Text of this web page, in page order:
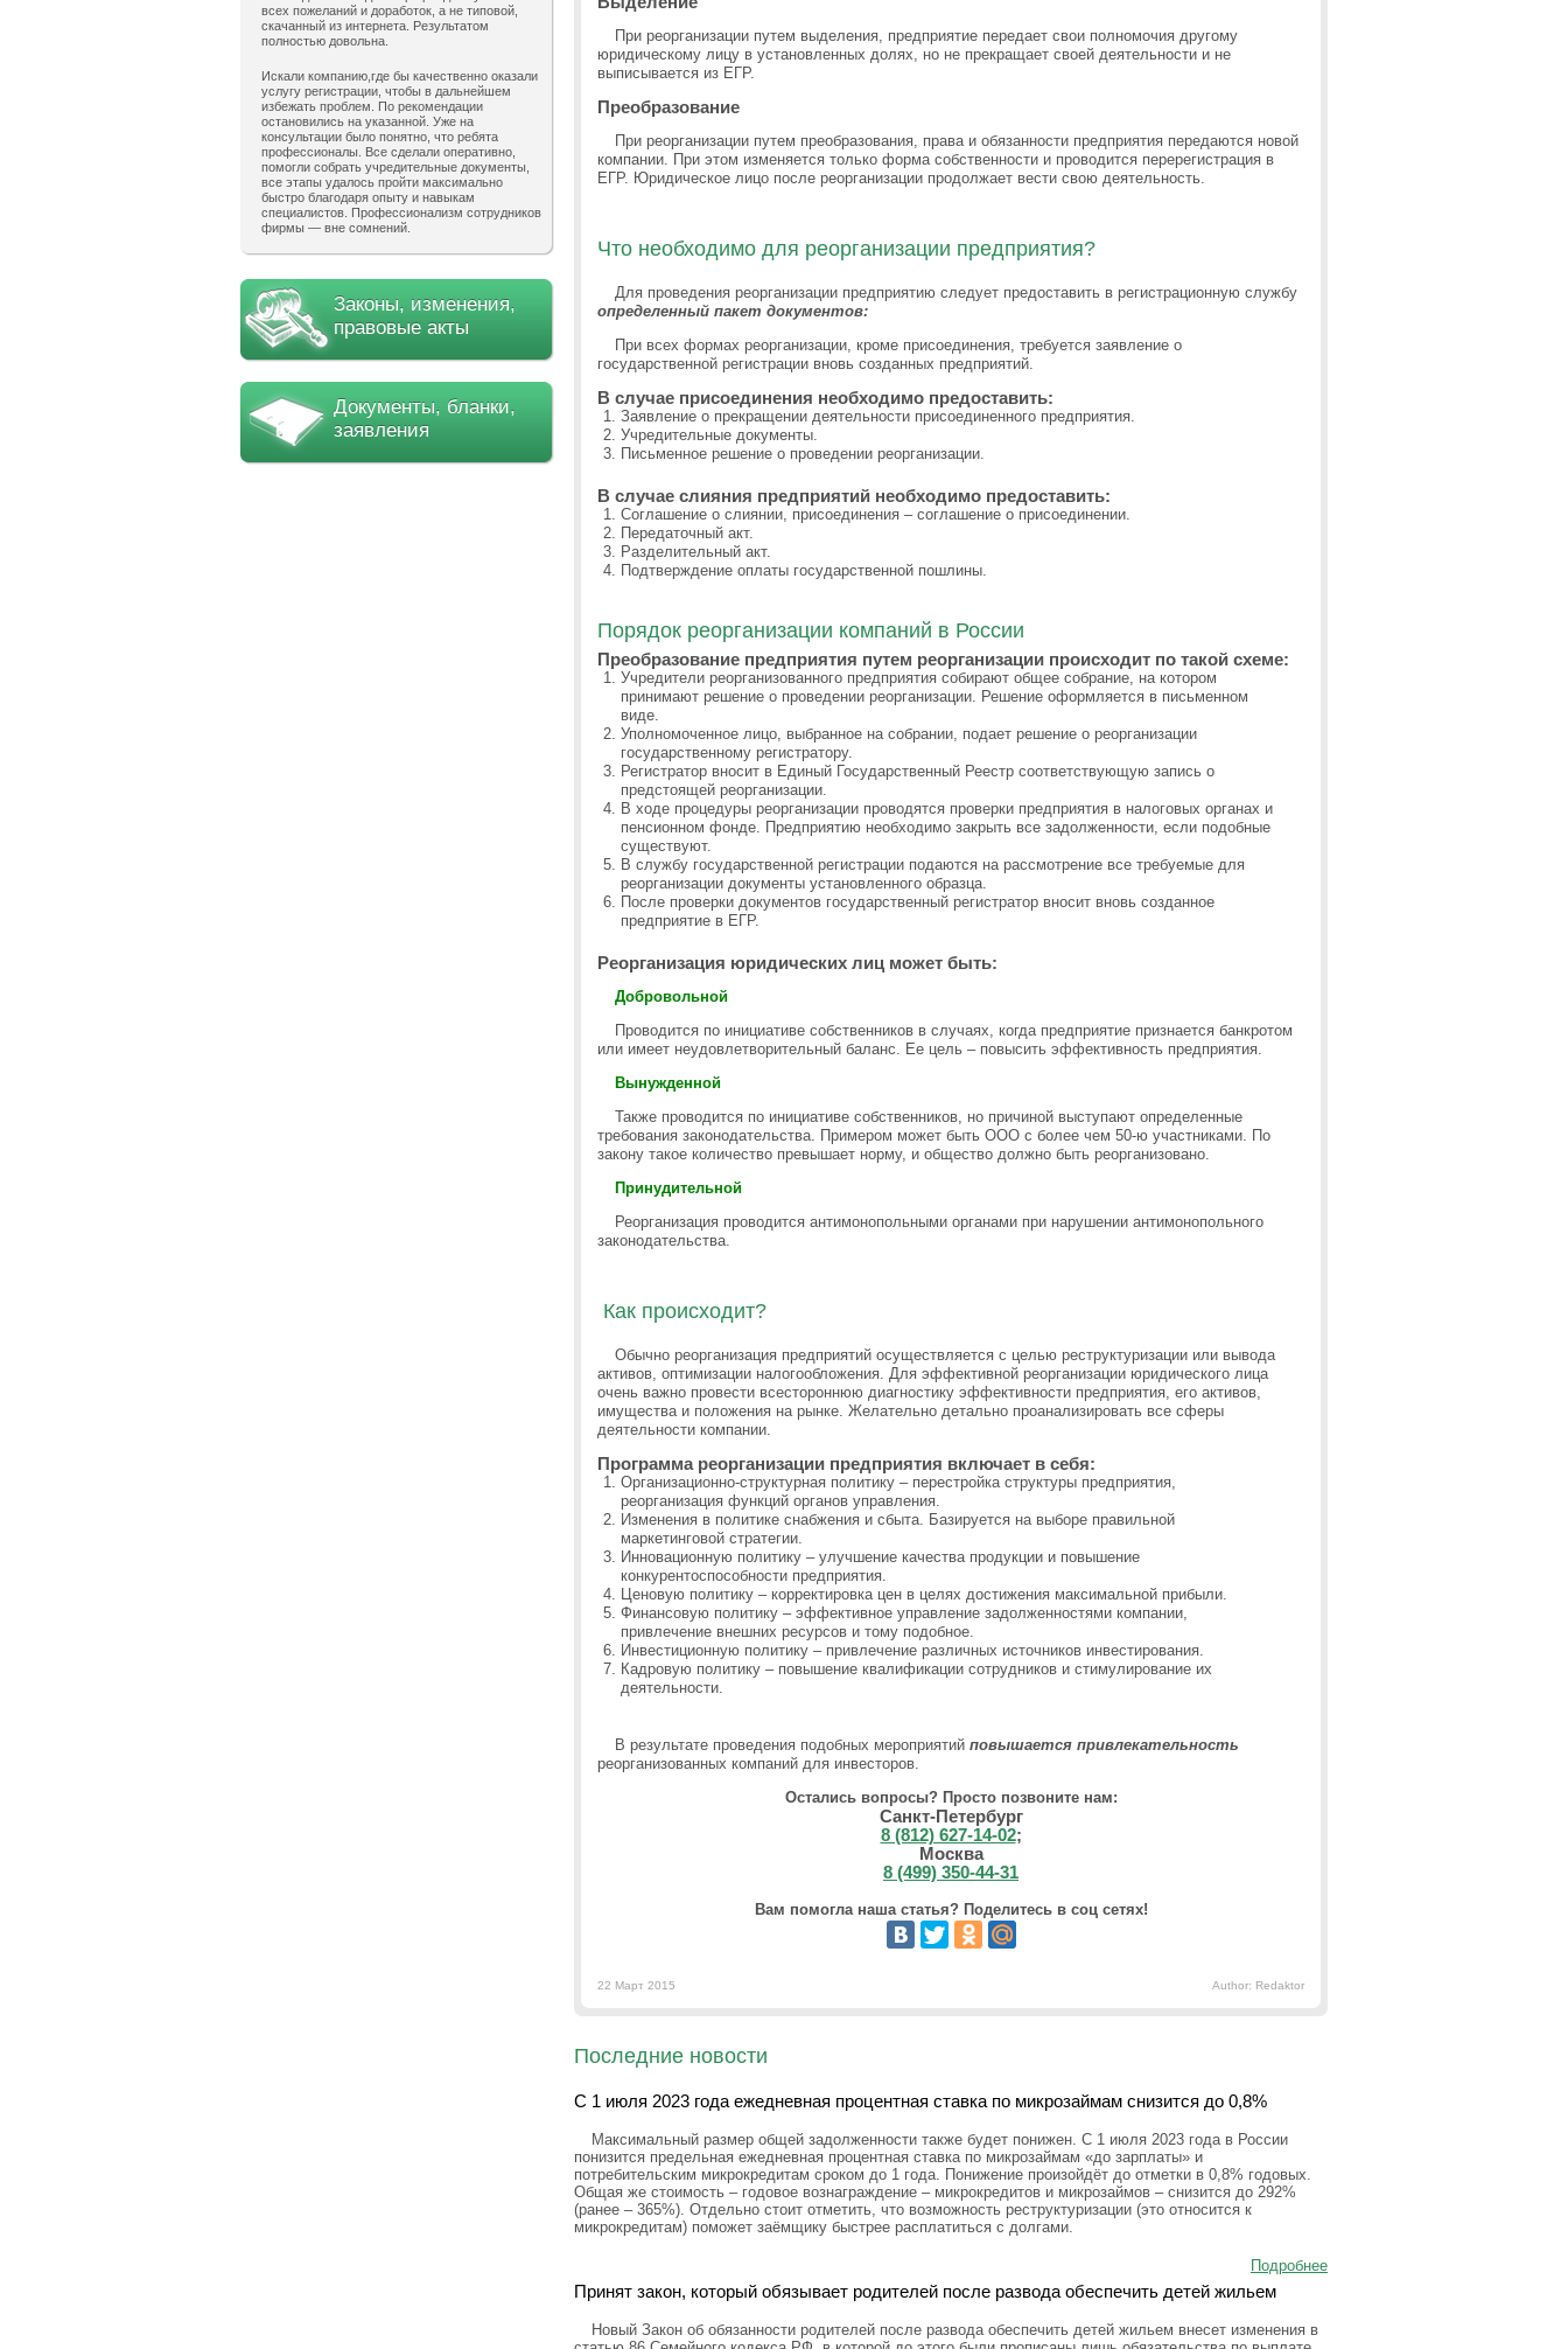
всех пожеланий и доработок, а не типовой,
скачанный из интернета. Результатом
полностью довольна.
Искали компанию,где бы качественно оказали
услугу регистрации, чтобы в дальнейшем
избежать проблем. По рекомендации
остановились на указанной. Уже на
консультации было понятно, что ребята
профессионалы. Все сделали оперативно,
помогли собрать учредительные документы,
все этапы удалось пройти максимально
быстро благодаря опыту и навыкам
специалистов. Профессионализм сотрудников
фирмы — вне сомнений.
Законы, изменения,
правовые акты
Документы, бланки,
заявления
При реорганизации путем выделения, предприятие передает свои полномочия другому
юридическому лицу в установленных долях, но не прекращает своей деятельности и не
выписывается из ЕГР.
Преобразование
При реорганизации путем преобразования, права и обязанности предприятия передаются новой
компании. При этом изменяется только форма собственности и проводится перерегистрация в
ЕГР. Юридическое лицо после реорганизации продолжает вести свою деятельность.
Что необходимо для реорганизации предприятия?
Для проведения реорганизации предприятию следует предоставить в регистрационную службу
определенный пакет документов:
При всех формах реорганизации, кроме присоединения, требуется заявление о
государственной регистрации вновь созданных предприятий.
В случае присоединения необходимо предоставить:
Заявление о прекращении деятельности присоединенного предприятия.
Учредительные документы.
Письменное решение о проведении реорганизации.
В случае слияния предприятий необходимо предоставить:
Соглашение о слиянии, присоединения – соглашение о присоединении.
Передаточный акт.
Разделительный акт.
Подтверждение оплаты государственной пошлины.
Порядок реорганизации компаний в России
Преобразование предприятия путем реорганизации происходит по такой схеме:
Учредители реорганизованного предприятия собирают общее собрание, на котором
принимают решение о проведении реорганизации. Решение оформляется в письменном
виде.
Уполномоченное лицо, выбранное на собрании, подает решение о реорганизации
государственному регистратору.
Регистратор вносит в Единый Государственный Реестр соответствующую запись о
предстоящей реорганизации.
В ходе процедуры реорганизации проводятся проверки предприятия в налоговых органах и
пенсионном фонде. Предприятию необходимо закрыть все задолженности, если подобные
существуют.
В службу государственной регистрации подаются на рассмотрение все требуемые для
реорганизации документы установленного образца.
После проверки документов государственный регистратор вносит вновь созданное
предприятие в ЕГР.
Реорганизация юридических лиц может быть:
Добровольной
Проводится по инициативе собственников в случаях, когда предприятие признается банкротом
или имеет неудовлетворительный баланс. Ее цель – повысить эффективность предприятия.
Вынужденной
Также проводится по инициативе собственников, но причиной выступают определенные
требования законодательства. Примером может быть ООО с более чем 50-ю участниками. По
закону такое количество превышает норму, и общество должно быть реорганизовано.
Принудительной
Реорганизация проводится антимонопольными органами при нарушении антимонопольного
законодательства.
Как происходит?
Обычно реорганизация предприятий осуществляется с целью реструктуризации или вывода
активов, оптимизации налогообложения. Для эффективной реорганизации юридического лица
очень важно провести всестороннюю диагностику эффективности предприятия, его активов,
имущества и положения на рынке. Желательно детально проанализировать все сферы
деятельности компании.
Программа реорганизации предприятия включает в себя:
Организационно-структурная политику – перестройка структуры предприятия,
реорганизация функций органов управления.
Изменения в политике снабжения и сбыта. Базируется на выборе правильной
маркетинговой стратегии.
Инновационную политику – улучшение качества продукции и повышение
конкурентоспособности предприятия.
Ценовую политику – корректировка цен в целях достижения максимальной прибыли.
Финансовую политику – эффективное управление задолженностями компании,
привлечение внешних ресурсов и тому подобное.
Инвестиционную политику – привлечение различных источников инвестирования.
Кадровую политику – повышение квалификации сотрудников и стимулирование их
деятельности.
В результате проведения подобных мероприятий повышается привлекательность
реорганизованных компаний для инвесторов.
Остались вопросы? Просто позвоните нам:
Санкт-Петербург
8 (812) 627-14-02;
Москва
8 (499) 350-44-31
Вам помогла наша статья? Поделитесь в соц сетях!
22 Март 2015 Author: Redaktor
Последние новости
С 1 июля 2023 года ежедневная процентная ставка по микрозаймам снизится до 0,8%
Максимальный размер общей задолженности также будет понижен. С 1 июля 2023 года в России
понизится предельная ежедневная процентная ставка по микрозаймам «до зарплаты» и
потребительским микрокредитам сроком до 1 года. Понижение произойдёт до отметки в 0,8% годовых.
Общая же стоимость – годовое вознаграждение – микрокредитов и микрозаймов – снизится до 292%
(ранее – 365%). Отдельно стоит отметить, что возможность реструктуризации (это относится к
микрокредитам) поможет заёмщику быстрее расплатиться с долгами.
Подробнее
Принят закон, который обязывает родителей после развода обеспечить детей жильем
Новый Закон об обязанности родителей после развода обеспечить детей жильем внесет изменения в